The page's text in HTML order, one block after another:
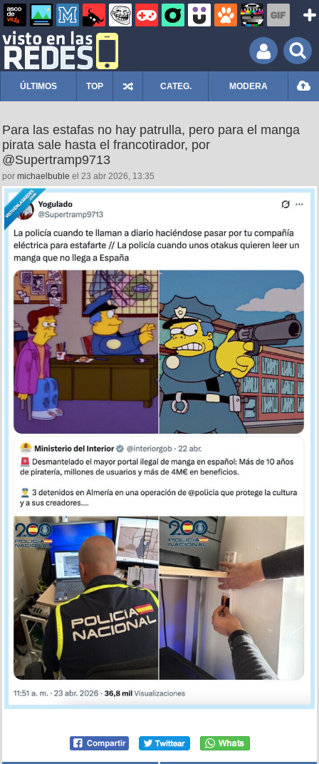
ÚLTIMOS TOP CATEG. MODERA
Para las estafas no hay patrulla, pero para el manga
pirata sale hasta el francotirador, por
@Supertramp9713
por michaelbuble el 23 abr 2026, 13:35